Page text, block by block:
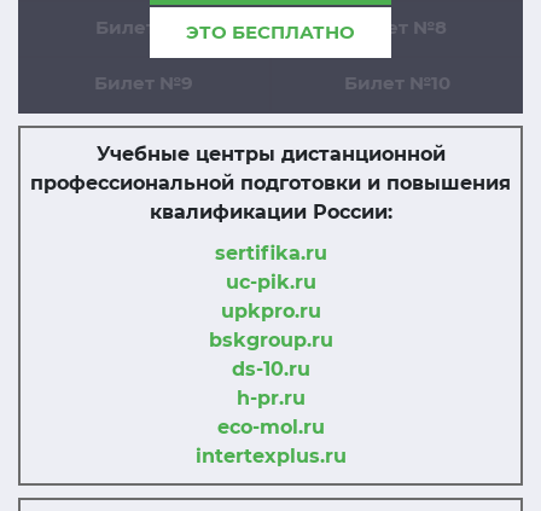
ЭТО БЕСПЛАТНО
Билет №7 Билет №8
Билет №9 Билет №10
Учебные центры дистанционной
профессиональной подготовки и повышения
квалификации России:
sertifika.ru
uc-pik.ru
upkpro.ru
bskgroup.ru
ds-10.ru
h-pr.ru
eco-mol.ru
intertexplus.ru